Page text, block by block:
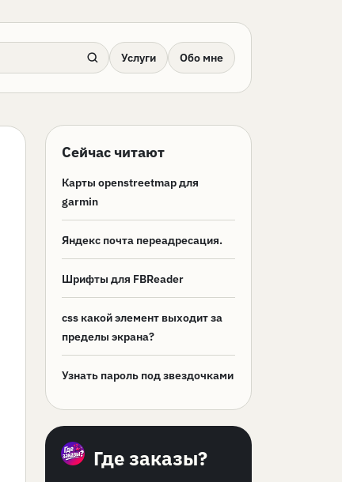
Услуги Обо мне
Сейчас читают
Карты openstreetmap для
garmin
Яндекс почта переадресация.
Шрифты для FBReader
css какой элемент выходит за
пределы экрана?
Узнать пароль под звездочками
Где заказы?